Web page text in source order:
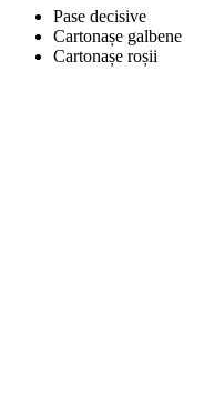
Pase decisive
Cartonașe galbene
Cartonașe roșii